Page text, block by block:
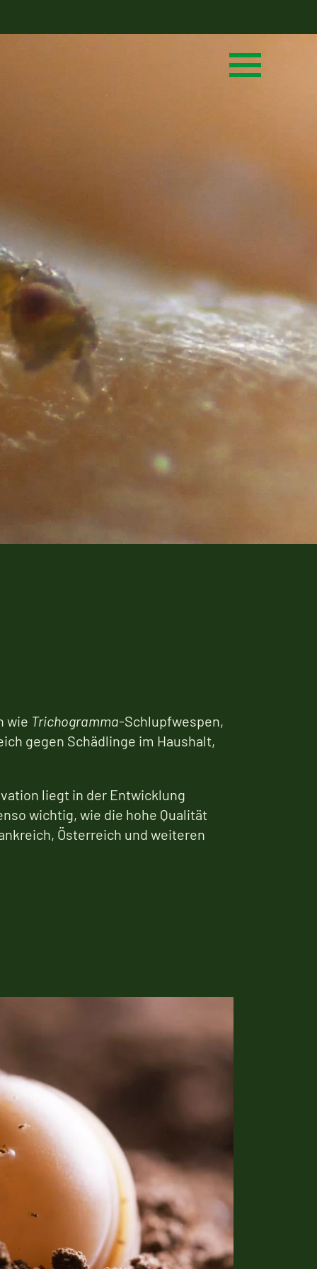
wie Trichogramma-Schlupfwespen,
gegen Schädlinge im Haushalt,
liegt in der Entwicklung
wichtig, wie die hohe Qualität
Österreich und weiteren